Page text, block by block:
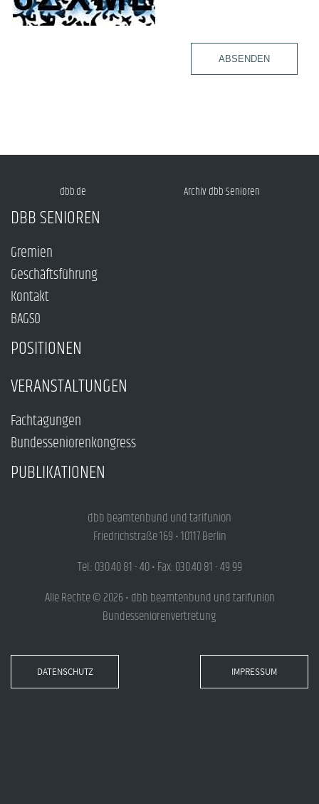
ABSENDEN
dbb.de Archiv dbb Senioren
DBB SENIOREN
Gremien
Geschäftsführung
Kontakt
BAGSO
POSITIONEN
VERANSTALTUNGEN
Fachtagungen
Bundesseniorenkongress
PUBLIKATIONEN
dbb beamtenbund und tarifunion
Friedrichstraße 169 • 10117 Berlin
Tel.: 030.40 81 - 40 • Fax: 030.40 81 - 49 99
Alle Rechte © 2026 • dbb beamtenbund und tarifunion
Bundesseniorenvertretung
DATENSCHUTZ IMPRESSUM